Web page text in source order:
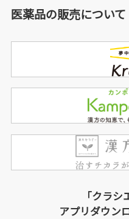
医薬品の販売について
「クラシ
アプリダウン